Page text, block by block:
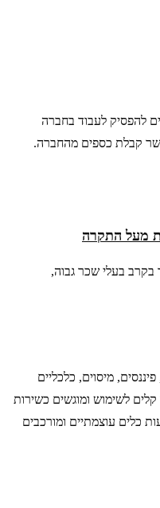
להפסיק לעבוד בחברה
קבלת כספים מהחברה.
מעל התקרה
בקרב בעלי שכר גבוה,
מיסוים, כלכליים
קלים לשימוש ומוגשים כשירות
כלים עוצמתיים ומורכבים